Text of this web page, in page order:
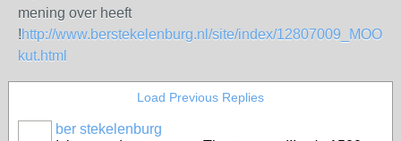
mening over heeft
!http://www.berstekelenburg.nl/site/index/12807009_MOOI-
kut.html
Load Previous Replies
ber stekelenburg